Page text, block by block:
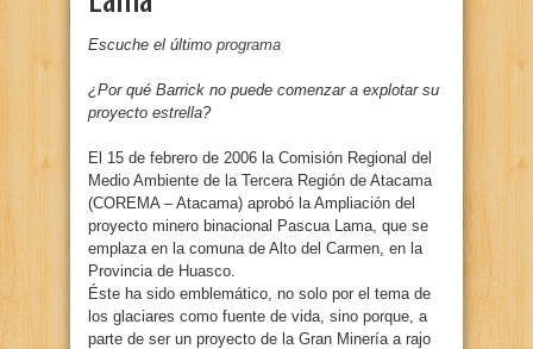
Escuche el último programa
¿Por qué Barrick no puede comenzar a explotar su
proyecto estrella?
El 15 de febrero de 2006 la Comisión Regional del
Medio Ambiente de la Tercera Región de Atacama
(COREMA – Atacama) aprobó la Ampliación del
proyecto minero binacional Pascua Lama, que se
emplaza en la comuna de Alto del Carmen, en la
Provincia de Huasco.
Éste ha sido emblemático, no solo por el tema de
los glaciares como fuente de vida, sino porque, a
parte de ser un proyecto de la Gran Minería a rajo